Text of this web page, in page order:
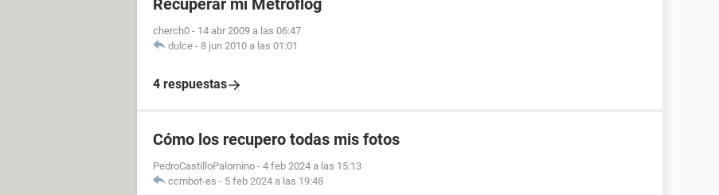
Recuperar mi Metroflog
cherch0 - 14 abr 2009 a las 06:47
dulce - 8 jun 2010 a las 01:01
4 respuestas
Cómo los recupero todas mis fotos
PedroCastilloPalomino - 4 feb 2024 a las 15:13
ccmbot-es - 5 feb 2024 a las 19:48